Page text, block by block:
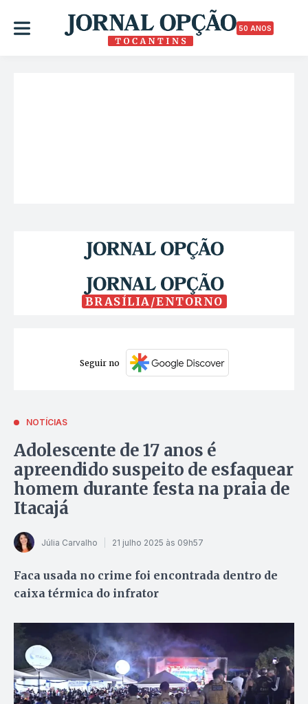
50 ANOS
BRASÍLIA/ENTORNO
Seguir no
NOTÍCIAS
Adolescente de 17 anos é
apreendido suspeito de esfaquear
homem durante festa na praia de
Itacajá
Júlia Carvalho 21 julho 2025 às 09h57
Faca usada no crime foi encontrada dentro de
caixa térmica do infrator